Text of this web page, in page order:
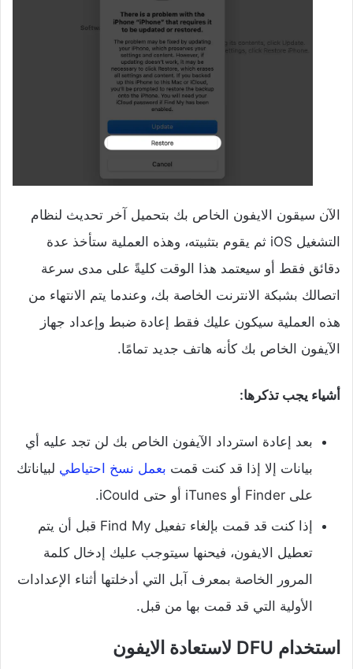
الآن سيقون الايفون الخاص بك بتحميل آخر تحديث لنظام
التشغيل iOS ثم يقوم بتثبيته، وهذه العملية ستأخذ عدة
دقائق فقط أو سيعتمد هذا الوقت كليةً على مدى سرعة
اتصالك بشبكة الانترنت الخاصة بك، وعندما يتم الانتهاء من
هذه العملية سيكون عليك فقط إعادة ضبط وإعداد جهاز
الآيفون الخاص بك كأنه هاتف جديد تمامًا.
أشياء يجب تذكرها:
بعد إعادة استرداد الآيفون الخاص بك لن تجد عليه أي
بيانات إلا إذا قد كنت قمت بعمل نسخ احتياطي لبياناتك
على Finder أو iTunes أو حتى iCould.
إذا كنت قد قمت بإلغاء تفعيل Find My قبل أن يتم
تعطيل الايفون، فيحنها سيتوجب عليك إدخال كلمة
المرور الخاصة بمعرف آبل التي أدخلتها أثناء الإعدادات
الأولية التي قد قمت بها من قبل.
استخدام DFU لاستعادة الايفون